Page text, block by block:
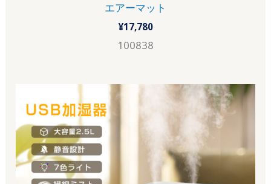
エアーマット
¥17,780
100838